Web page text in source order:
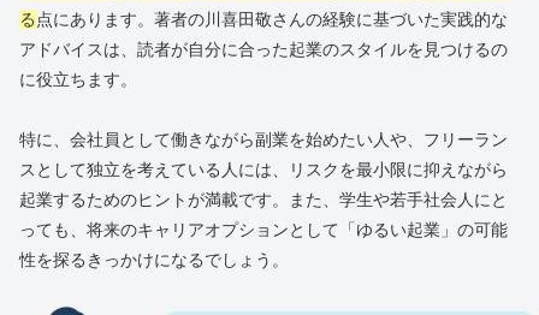
る 点にあります。著者の川喜田敬さんの経験に基づいた実践的な
アドバイスは、読者が自分に合った起業のスタイルを見つけるの
に役立ちます。
特に、会社員として働きながら副業を始めたい人や、フリーラン
スとして独立を考えている人には、リスクを最小限に抑えながら
起業するためのヒントが満載です。また、学生や若手社会人にと
っても、将来のキャリアオプションとして「ゆるい起業」の可能
性を探るきっかけになるでしょう。